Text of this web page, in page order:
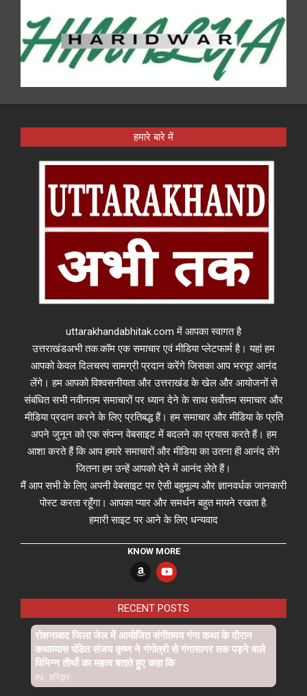
हमारे बारे में
uttarakhandabhitak.com में आपका स्वागत है
उत्तराखंडअभी तक.कॉम एक समाचार एवं मीडिया प्लेटफार्म है। यहां हम
आपको केवल दिलचस्प सामग्री प्रदान करेंगे जिसका आप भरपूर आनंद
लेंगे। हम आपको विश्वसनीयता और उत्तराखंड के खेल और आयोजनों से
संबंधित सभी नवीनतम समाचारों पर ध्यान देने के साथ सर्वोत्तम समाचार और
मीडिया प्रदान करने के लिए प्रतिबद्ध हैं। हम समाचार और मीडिया के प्रति
अपने जुनून को एक संपन्न वेबसाइट में बदलने का प्रयास करते हैं। हम
आशा करते हैं कि आप हमारे समाचारों और मीडिया का उतना ही आनंद लेंगे
जितना हम उन्हें आपको देने में आनंद लेते हैं।
मैं आप सभी के लिए अपनी वेबसाइट पर ऐसी बहुमूल्य और ज्ञानवर्धक जानकारी
पोस्ट करता रहूँगा। आपका प्यार और समर्थन बहुत मायने रखता है.
हमारी साइट पर आने के लिए धन्यवाद
KNOW MORE
RECENT POSTS
रोशनाबाद जिला जेल में आयोजित संगीतमय गंगा कथा के दौरान
कथाव्यास पंडित संजय कृष्ण ने गंगोत्री से गंगासागर तक पड़ने वाले
विभिन्न तीर्थो का महत्व बताते हुए कहा कि
IN: हरिद्वार